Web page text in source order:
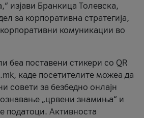
изјави Бранкица Толевска,
за корпоративна стратегија,
комуникации во
беа поставени стикери со QR
каде посетителите можеа да
совети за безбедно онлајн
„црвени знамиња“ и
податоци. Активноста